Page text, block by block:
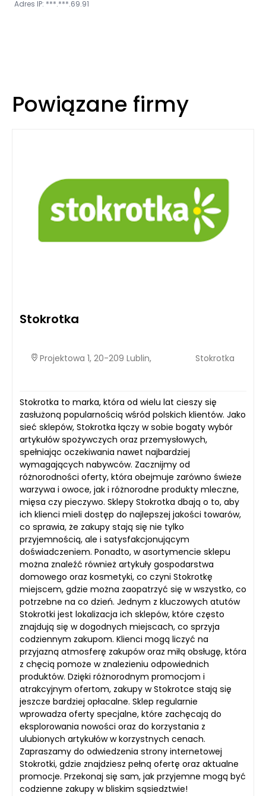
Adres IP: ***.***.69.91
Powiązane firmy
Stokrotka
Projektowa 1, 20-209 Lublin, Stokrotka
Stokrotka to marka, która od wielu lat cieszy się
zasłużoną popularnością wśród polskich klientów. Jako
sieć sklepów, Stokrotka łączy w sobie bogaty wybór
artykułów spożywczych oraz przemysłowych,
spełniając oczekiwania nawet najbardziej
wymagających nabywców. Zacznijmy od
różnorodności oferty, która obejmuje zarówno świeże
warzywa i owoce, jak i różnorodne produkty mleczne,
mięsa czy pieczywo. Sklepy Stokrotka dbają o to, aby
ich klienci mieli dostęp do najlepszej jakości towarów,
co sprawia, że zakupy stają się nie tylko
przyjemnością, ale i satysfakcjonującym
doświadczeniem. Ponadto, w asortymencie sklepu
można znaleźć również artykuły gospodarstwa
domowego oraz kosmetyki, co czyni Stokrotkę
miejscem, gdzie można zaopatrzyć się w wszystko, co
potrzebne na co dzień. Jednym z kluczowych atutów
Stokrotki jest lokalizacja ich sklepów, które często
znajdują się w dogodnych miejscach, co sprzyja
codziennym zakupom. Klienci mogą liczyć na
przyjazną atmosferę zakupów oraz miłą obsługę, która
z chęcią pomoże w znalezieniu odpowiednich
produktów. Dzięki różnorodnym promocjom i
atrakcyjnym ofertom, zakupy w Stokrotce stają się
jeszcze bardziej opłacalne. Sklep regularnie
wprowadza oferty specjalne, które zachęcają do
eksplorowania nowości oraz do korzystania z
ulubionych artykułów w korzystnych cenach.
Zapraszamy do odwiedzenia strony internetowej
Stokrotki, gdzie znajdziesz pełną ofertę oraz aktualne
promocje. Przekonaj się sam, jak przyjemne mogą być
codzienne zakupy w bliskim sąsiedztwie!